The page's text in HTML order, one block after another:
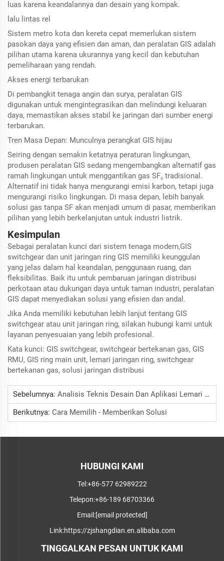
luas karena keandalannya dan desain yang kompak.
lalu lintas rel
Sistem metro kota dan kereta cepat memerlukan sistem
pasokan daya yang efisien dan aman, dan peralatan GIS adalah
pilihan utama karena ukurannya yang kecil dan kebutuhan
pemeliharaan yang rendah.
Akses energi terbarukan
Di pembangkit tenaga angin dan surya, peralatan GIS
digunakan untuk mengintegrasikan dan melindungi keluaran
daya, memastikan akses stabil ke jaringan dari sumber energi
terbarukan.
Tren Masa Depan: Munculnya perangkat GIS hijau
Seiring dengan semakin ketatnya peraturan lingkungan,
produsen peralatan GIS sedang mengembangkan alternatif gas
ramah lingkungan untuk menggantikan gas SF₆ tradisional.
Alternatif ini tidak hanya mengurangi emisi karbon, tetapi juga
mengurangi risiko lingkungan. Di masa depan, lebih banyak
solusi gas tanpa SF akan menjadi umum di pasar, memberikan
pilihan yang lebih berkelanjutan untuk industri listrik.
Kesimpulan
Sebagai peralatan kunci dari sistem tenaga modern,GIS
switchgear dan unit jaringan ring GIS memiliki keunggulan
yang jelas dalam hal keandalan, penggunaan ruang, dan
fleksibilitas. Baik itu untuk pembaruan jaringan distribusi
perkotaan atau dukungan daya untuk taman industri, peralatan
GIS dapat menyediakan solusi yang efisien dan andal.
Jika Anda memiliki kebutuhan lebih lanjut tentang GIS
switchgear atau unit jaringan ring, silakan hubungi kami untuk
layanan penyesuaian yang lebih profesional.
Kata kunci: GIS switchgear, switchgear bertekanan gas, GIS
RMU, GIS ring main unit, lemari jaringan ring, switchgear
bertekanan gas, solusi jaringan distribusi
Sebelumnya: Analisis Teknis Desain Dan Aplikasi Lemari Distribusi Tegangan Rendah
Berikutnya: Cara Memilih - Memberikan Solusi
HUBUNGI KAMI
Tel:+86-577 62989222
Telepon:+86-189 68703366
Email:[email protected]
Link:https://zjshangdian.en.alibaba.com
TINGGALKAN PESAN UNTUK KAMI